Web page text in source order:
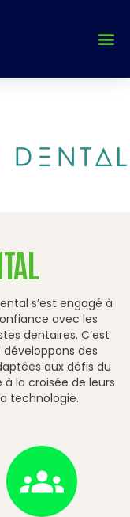
s’est engagé à
avec les
dentaires. C’est
des
aux défis du
la croisée de leurs
technologie.